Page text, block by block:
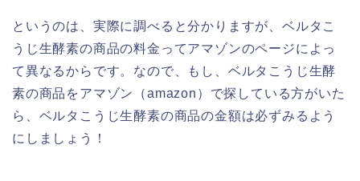
というのは、実際に調べると分かりますが、ベルタこ
うじ生酵素の商品の料金ってアマゾンのページによっ
て異なるからです。なので、もし、ベルタこうじ生酵
素の商品をアマゾン（amazon）で探している方がいた
ら、ベルタこうじ生酵素の商品の金額は必ずみるよう
にしましょう！